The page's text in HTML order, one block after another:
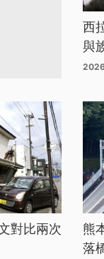
西
與
對比兩次
熊
落